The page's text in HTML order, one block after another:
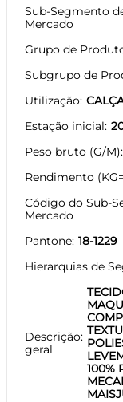
Sub-Segmento
Mercado
Grupo de
Subgrupo de
Utilização
Estação inicial
Peso bruto (G/M)
Rendimento
Código do Sub-
Mercado
Pantone 18-1229
Hierarquias de
Descrição
geral
100%